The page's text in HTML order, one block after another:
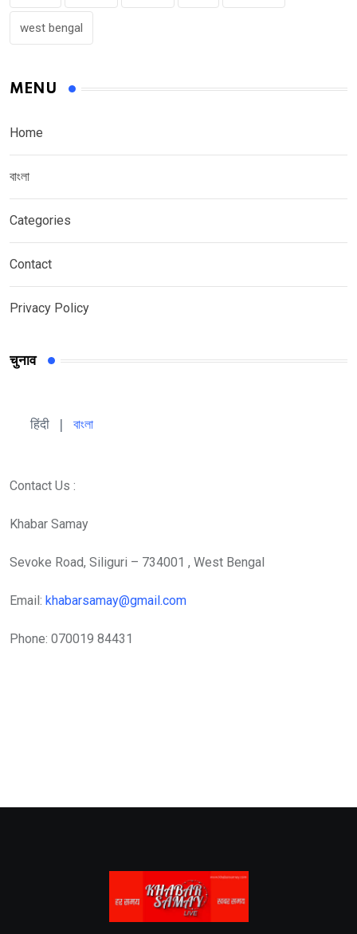
west bengal
MENU
Home
বাংলা
Categories
Contact
Privacy Policy
चुनाव
हिंदी | বাংলা
Contact Us :
Khabar Samay
Sevoke Road, Siliguri – 734001 , West Bengal
Email: khabarsamay@gmail.com
Phone: 070019 84431